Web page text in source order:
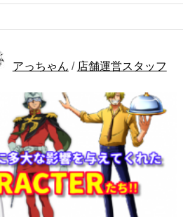
アっちゃん / 店舗運営スタッフ